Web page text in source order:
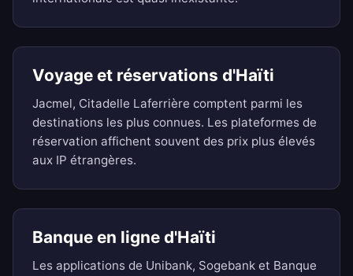
Voyage et réservations d'Haïti
Jacmel, Citadelle Laferrière comptent parmi les
destinations les plus connues. Les plateformes de
réservation affichent souvent des prix plus élevés
aux IP étrangères.
Banque en ligne d'Haïti
Les applications de Unibank, Sogebank et Banque